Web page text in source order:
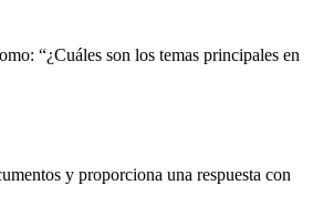
“¿Cuáles son los temas principales en
y proporciona una respuesta con